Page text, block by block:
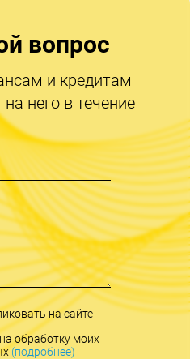
вопрос
и кредитам
него в течение
на сайте
обработку моих
(подробнее)